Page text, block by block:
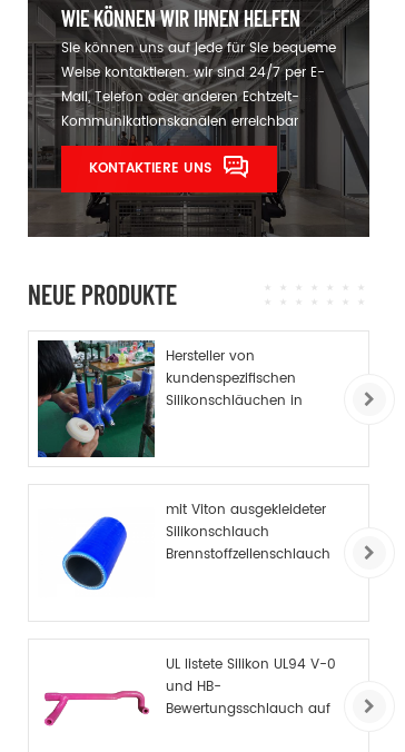
WIE KÖNNEN WIR IHNEN HELFEN
Sie können uns auf jede für Sie bequeme
Weise kontaktieren. wir sind 24/7 per E-
Mail, Telefon oder anderen Echtzeit-
Kommunikationskanälen erreichbar
KONTAKTIERE UNS
NEUE PRODUKTE
Hersteller von
kundenspezifischen
Silikonschläuchen in
mit Viton ausgekleideter
Silikonschlauch
Brennstoffzellenschlauch
UL listete Silikon UL94 V-0
und HB-
Bewertungsschlauch auf